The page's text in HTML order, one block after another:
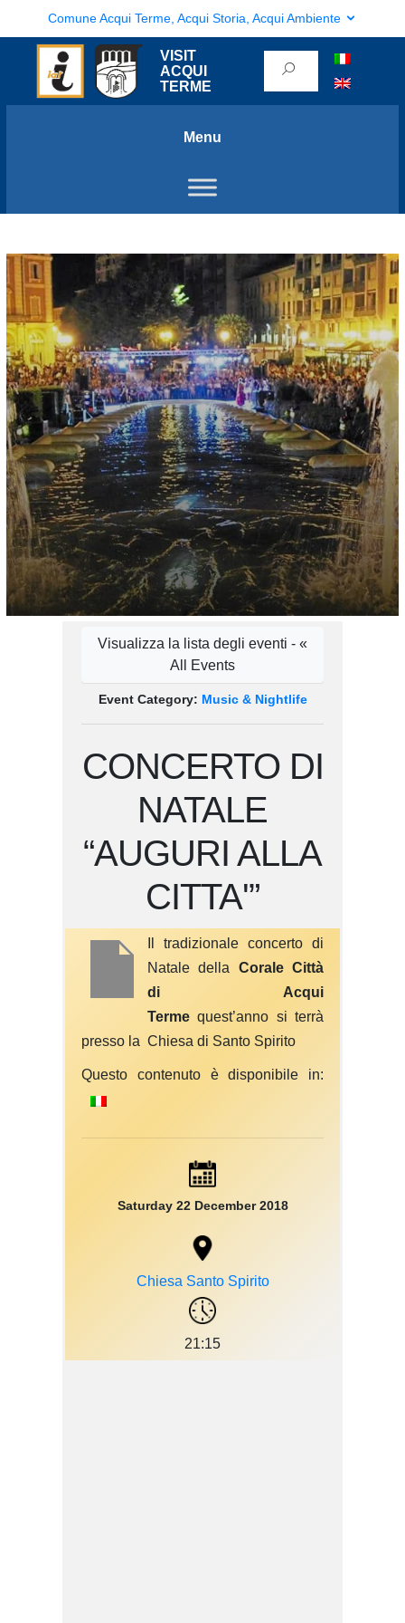
Comune Acqui Terme, Acqui Storia, Acqui Ambiente
VISIT
ACQUI
TERME
Menu
Visualizza la lista degli eventi - «
All Events
Event Category: Music & Nightlife
CONCERTO DI
NATALE
“AUGURI ALLA
CITTA'”
Il tradizionale concerto di
Natale della Corale Città
di Acqui
Terme quest’anno si terrà
presso la Chiesa di Santo Spirito
Questo contenuto è disponibile in:
Saturday 22 December 2018
Chiesa Santo Spirito
21:15